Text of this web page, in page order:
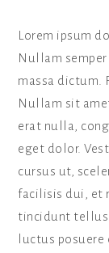
Lorem ipsum
Nullam
massa dictum.
Nullam sit
erat nulla,
eget dolor.
cursus ut,
facilisis dui, et
tincidunt tellus
luctus posuere